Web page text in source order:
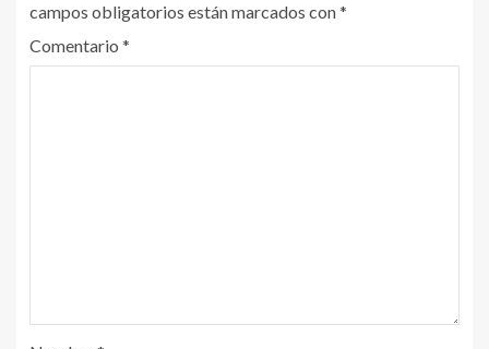
campos obligatorios están marcados con*
Comentario *